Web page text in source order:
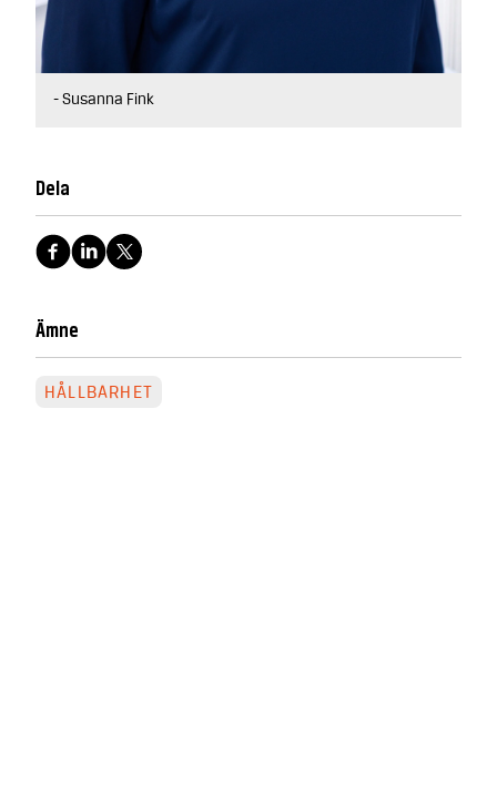
Dela
Ämne
HÅLLBARHET
- Susanna Fink